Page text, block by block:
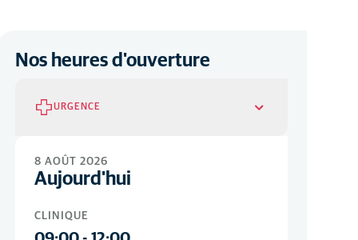
Nos heures d'ouverture
URGENCE
Urgence
TOUS LES JOURS
Veuillez toujours appeler en premier. Les urgences survenant
pendant ces heures seront traitées à la clinique d'urgence
8 AOÛT 2026
Aujourd'hui
CLINIQUE